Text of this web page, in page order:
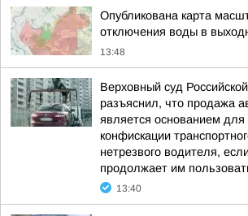
Опубликована карта
отключения воды в
13:48
Верховный суд
разъяснил, что продажа
является основанием для
конфискации
нетрезвого водителя,
продолжает им
13:40